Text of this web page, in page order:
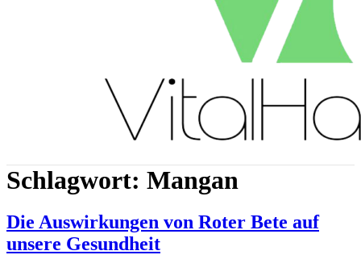
Schlagwort: Mangan
Die Auswirkungen von Roter Bete auf
unsere Gesundheit